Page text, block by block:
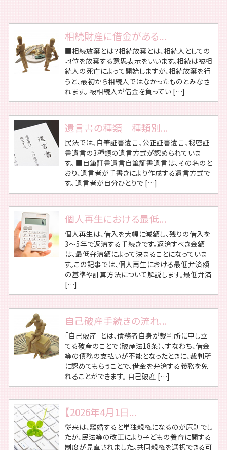
相続財産に借金がある...
■相続放棄とは？相続放棄とは、相続人としての
地位を放棄する意思表示をいいます。相続は被相
続人の死亡によって開始しますが、相続放棄を行
うと、最初から相続人ではなかったものとみなさ
れます。 被相続人が借金を負ってい […]
遺言書の種類｜種類別...
民法では、自筆証書遺言、公正証書遺言、秘密証
書遺言の3種類の遺言方式が認められていま
す。 ■自筆証書遺言自筆証書遺言は、その名のと
おり、遺言者が手書きにより作成する遺言方式で
す。 遺言者が自分ひとりで […]
個人再生における最低...
個人再生は、借入を大幅に減額し、残りの借入を
3～5年で返済する手続きです。返済すべき金額
は、最低弁済額によって決まることになっていま
す。この記事では、個人再生における最低弁済額
の基準や計算方法について解説します。最低弁済
[…]
自己破産手続きの流れ...
「自己破産」とは、債務者自身が裁判所に申し立
てる破産のことで（破産法18条）、すなわち、借金
等の債務の支払いが不能となったときに、裁判所
に認めてもらうことで、借金を弁済する義務を免
れることができます。 自己破産 […]
【2026年4月1日...
従来は、離婚すると単独親権になるのが原則でし
たが、民法等の改正により子どもの養育に関する
制度が見直されました。共同親権を選択できる可